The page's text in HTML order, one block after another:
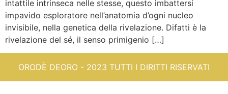
intattile intrinseca nelle stesse, questo imbattersi
impavido esploratore nell’anatomia d’ogni nucleo
invisibile, nella genetica della rivelazione. Difatti è la
rivelazione del sé, il senso primigenio […]
ORODÈ DEORO - 2023 TUTTI I DIRITTI RISERVATI